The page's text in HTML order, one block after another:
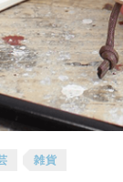
雑貨